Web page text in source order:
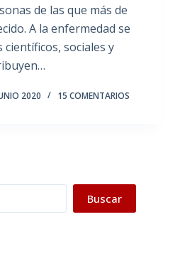
de las que más de
A la enfermedad se
sociales y
2020 15 COMENTARIOS
Buscar